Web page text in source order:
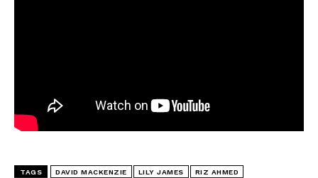
TAGS DAVID MACKENZIE LILY JAMES RIZ AHMED